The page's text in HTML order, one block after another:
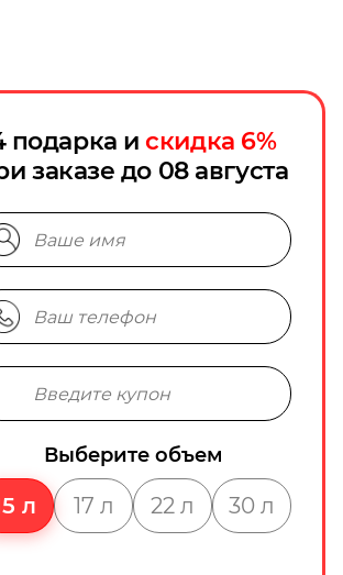
подарка искидка 6%
заказе
Выберите объем
л 17 л 22 л 30 л